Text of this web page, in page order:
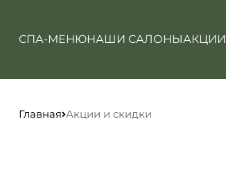
СПА-МЕНЮНАШИ САЛОНЫАКЦИИ
Главная Акции и скидки